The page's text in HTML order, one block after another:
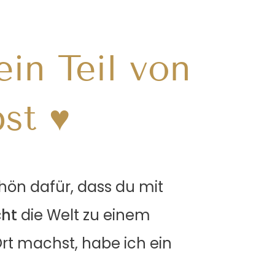
Teil von
♥
dafür, dass du mit
die Welt zu einem
machst, habe ich ein